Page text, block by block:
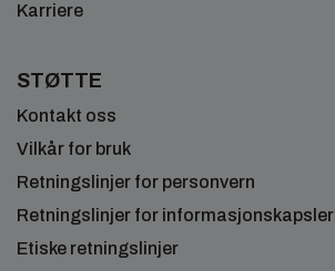
Karriere
STØTTE
Kontakt oss
Vilkår for bruk
Retningslinjer for personvern
Retningslinjer for informasjonskapsler
Etiske retningslinjer